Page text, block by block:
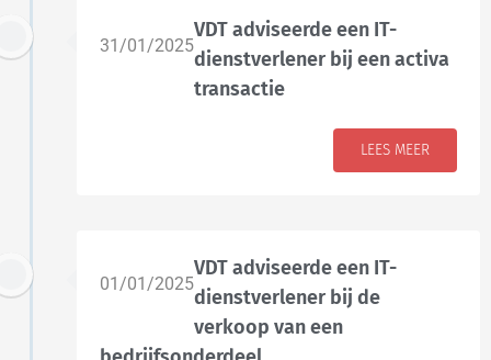
31/01/2025
VDT adviseerde een IT-
dienstverlener bij een activa
transactie
LEES MEER
01/01/2025
VDT adviseerde een IT-
dienstverlener bij de
verkoop van een